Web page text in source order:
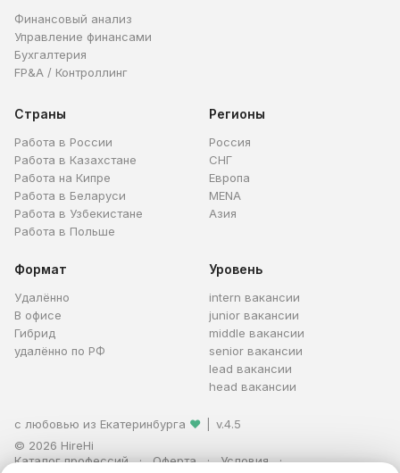
Финансовый анализ
Управление финансами
Бухгалтерия
FP&A / Контроллинг
Страны
Работа в России
Работа в Казахстане
Работа на Кипре
Работа в Беларуси
Работа в Узбекистане
Работа в Польше
Регионы
Россия
СНГ
Европа
MENA
Азия
Формат
Удалённо
В офисе
Гибрид
удалённо по РФ
Уровень
intern вакансии
junior вакансии
middle вакансии
senior вакансии
lead вакансии
head вакансии
с любовью из Екатеринбурга ❤
v.4.5
© 2026 HireHi
Каталог профессий
Оферта
Условия